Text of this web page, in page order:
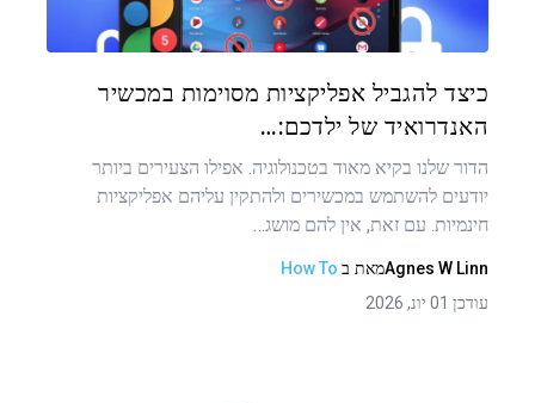
כיצד להגביל אפליקציות מסוימות במכשיר
האנדרואיד של ילדכם:…
הדור שלנו בקיא מאוד בטכנולוגיה. אפילו הצעירים ביותר
יודעים להשתמש במכשירים ולהתקין עליהם אפליקציות
חינמיות. עם זאת, אין להם מושג…
Agnes W Linnמאת ב How To
עודכן 01 יונ, 2026